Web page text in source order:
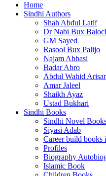
Home
Sindhi Authors
Shah Abdul Latif
Dr Nabi Bux
GM Sayed
Rasool Bux Palijo
Najam Abbasi
Badar Abro
Abdul Wahid Arisar
Amar Jaleel
Shaikh Ayaz
Ustad Bukhari
Sindhi Books
Sindhi Novel
Siyasi Adab
Career build books
Profiles
Biography
Islamic Book